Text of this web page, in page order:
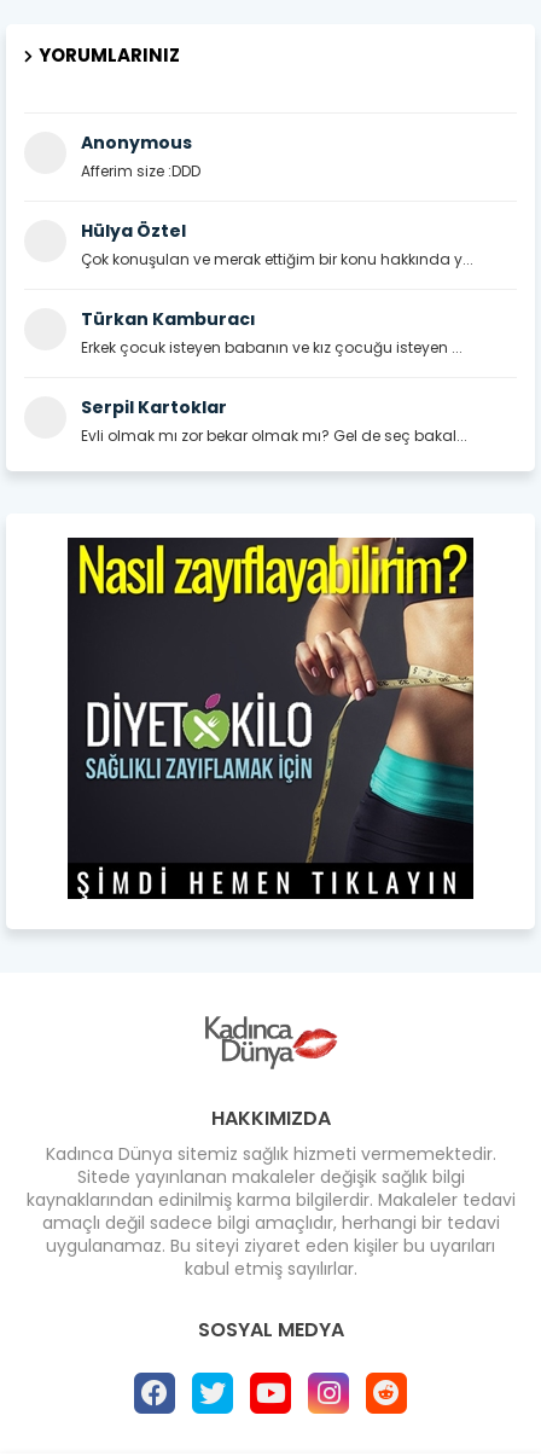
YORUMLARINIZ
Anonymous
Afferim size :DDD
Hülya Öztel
Çok konuşulan ve merak ettiğim bir konu hakkında y...
Türkan Kamburacı
Erkek çocuk isteyen babanın ve kız çocuğu isteyen ...
Serpil Kartoklar
Evli olmak mı zor bekar olmak mı? Gel de seç bakal...
HAKKIMIZDA
Kadınca Dünya sitemiz sağlık hizmeti vermemektedir.
Sitede yayınlanan makaleler değişik sağlık bilgi
kaynaklarından edinilmiş karma bilgilerdir. Makaleler tedavi
amaçlı değil sadece bilgi amaçlıdır, herhangi bir tedavi
uygulanamaz. Bu siteyi ziyaret eden kişiler bu uyarıları
kabul etmiş sayılırlar.
SOSYAL MEDYA